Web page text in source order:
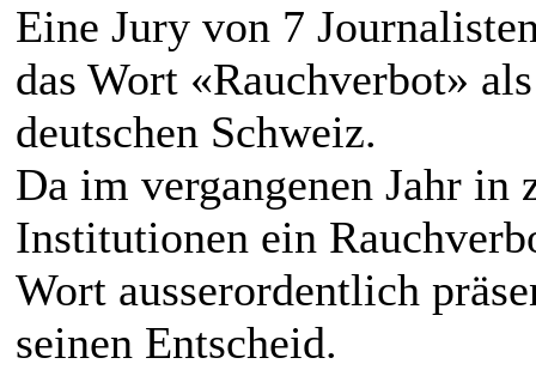
Eine Jury von 7
das Wort «Rauchverbot»
deutschen Schweiz.
Da im vergangenen Jahr in
Institutionen ein
Wort ausserordentlich
seinen Entscheid.